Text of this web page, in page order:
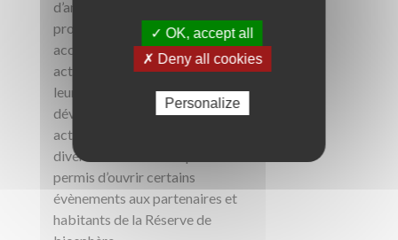
d’année 2023. L’objectif de ce
programme consistait à
accompagner le réseau des éco-
acteurs dans la mise en place de
leurs engagements en faveur du
développement durable de leur
activité et de leur territoire. La
diversité des thématiques ont
permis d’ouvrir certains
évènements aux partenaires et
habitants de la Réserve de
✓ OK, accept all
✗ Deny all cookies
Personalize